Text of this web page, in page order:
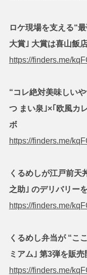
ロケ現場を支える“
大賞｣ 大賞は喜山飯
https://finders.me/
“コレ絶対美味しい
つ まい泉｣×｢欧風カ
ボ
https://finders.me/
くるめしが江戸前天
之助｣ のデリバリー
https://finders.me/
くるめし弁当が “こ
ミアム｣ 第3弾を販売
https://finders.me/